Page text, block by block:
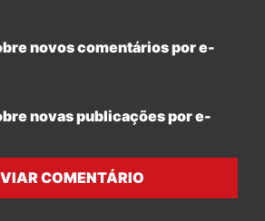
novos comentários por e-
novas publicações por e-
COMENTÁRIO